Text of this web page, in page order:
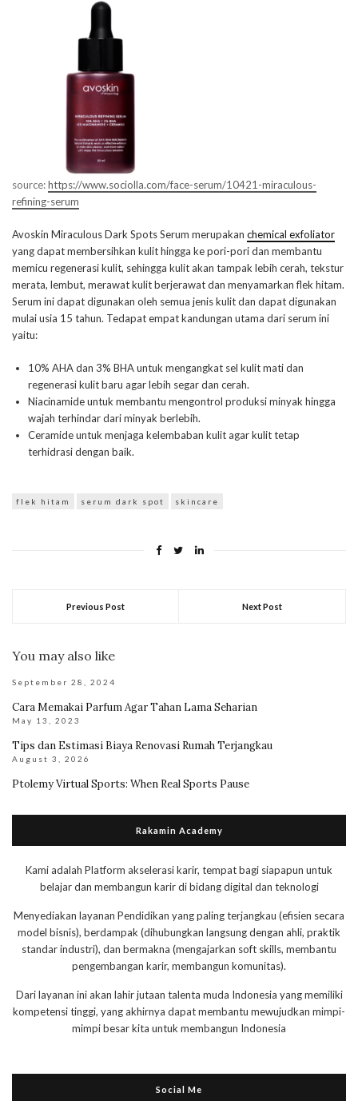
source:https://www.sociolla.com/face-serum/10421-miraculous-
refining-serum
Avoskin Miraculous Dark Spots Serum merupakan chemical exfoliator
yang dapat membersihkan kulit hingga ke pori-pori dan membantu
memicu regenerasi kulit, sehingga kulit akan tampak lebih cerah, tekstur
merata, lembut, merawat kulit berjerawat dan menyamarkan flek hitam.
Serum ini dapat digunakan oleh semua jenis kulit dan dapat digunakan
mulai usia 15 tahun. Tedapat empat kandungan utama dari serum ini
yaitu:
10% AHA dan 3% BHA untuk mengangkat sel kulit mati dan
regenerasi kulit baru agar lebih segar dan cerah.
Niacinamide untuk membantu mengontrol produksi minyak hingga
wajah terhindar dari minyak berlebih.
Ceramide untuk menjaga kelembaban kulit agar kulit tetap
terhidrasi dengan baik.
flek hitam serum dark spot skincare
Previous Post Next Post
You may also like
September 28, 2024
Cara Memakai Parfum Agar Tahan Lama Seharian
May 13, 2023
Tips dan Estimasi Biaya Renovasi Rumah Terjangkau
August 3, 2026
Ptolemy Virtual Sports: When Real Sports Pause
Rakamin Academy
Kami adalah Platform akselerasi karir, tempat bagi siapapun untuk
belajar dan membangun karir di bidang digital dan teknologi
Menyediakan layanan Pendidikan yang paling terjangkau (efisien secara
model bisnis), berdampak (dihubungkan langsung dengan ahli, praktik
standar industri), dan bermakna (mengajarkan soft skills, membantu
pengembangan karir, membangun komunitas).
Dari layanan ini akan lahir jutaan talenta muda Indonesia yang memiliki
kompetensi tinggi, yang akhirnya dapat membantu mewujudkan mimpi-
mimpi besar kita untuk membangun Indonesia
Social Me